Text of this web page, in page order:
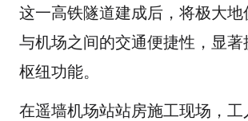
这一高铁隧道建成后，将极大
与机场之间的交通便捷性，显著
枢纽功能。
在遥墙机场站站房施工现场，